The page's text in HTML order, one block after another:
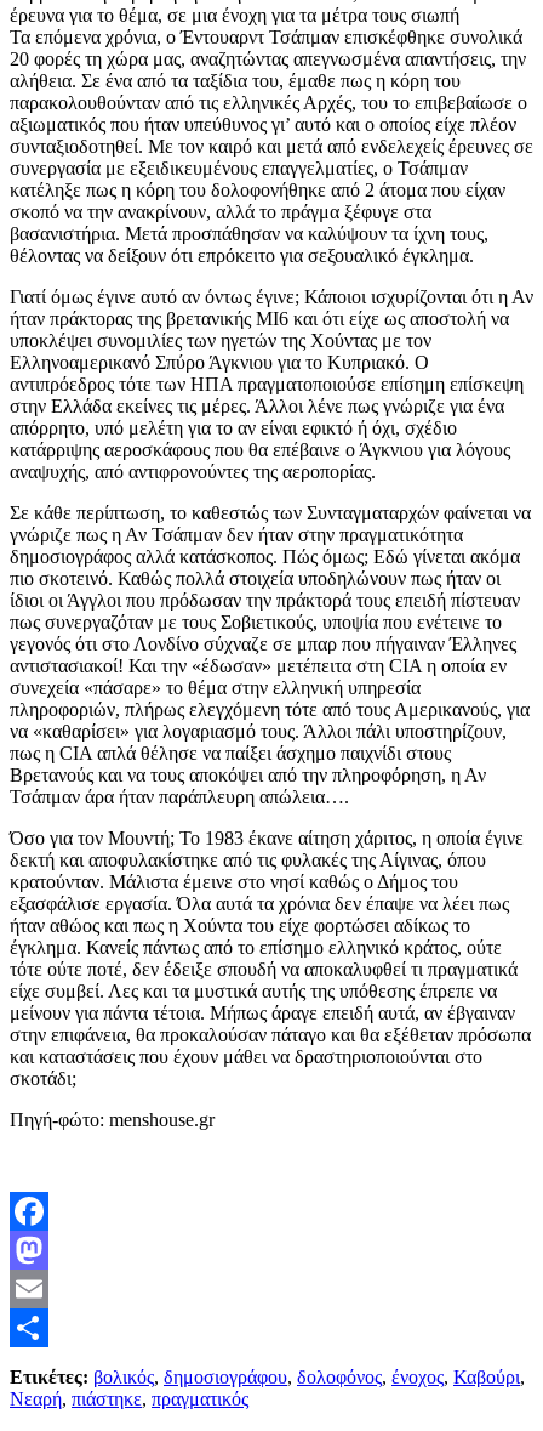
έρευνα για το θέμα, σε μια ένοχη για τα μέτρα τους σιωπή
Τα επόμενα χρόνια, ο Έντουαρντ Τσάπμαν επισκέφθηκε συνολικά
20 φορές τη χώρα μας, αναζητώντας απεγνωσμένα απαντήσεις, την
αλήθεια. Σε ένα από τα ταξίδια του, έμαθε πως η κόρη του
παρακολουθούνταν από τις ελληνικές Αρχές, του το επιβεβαίωσε ο
αξιωματικός που ήταν υπεύθυνος γι’ αυτό και ο οποίος είχε πλέον
συνταξιοδοτηθεί. Με τον καιρό και μετά από ενδελεχείς έρευνες σε
συνεργασία με εξειδικευμένους επαγγελματίες, ο Τσάπμαν
κατέληξε πως η κόρη του δολοφονήθηκε από 2 άτομα που είχαν
σκοπό να την ανακρίνουν, αλλά το πράγμα ξέφυγε στα
βασανιστήρια. Μετά προσπάθησαν να καλύψουν τα ίχνη τους,
θέλοντας να δείξουν ότι επρόκειτο για σεξουαλικό έγκλημα.
Γιατί όμως έγινε αυτό αν όντως έγινε; Κάποιοι ισχυρίζονται ότι η Αν
ήταν πράκτορας της βρετανικής ΜI6 και ότι είχε ως αποστολή να
υποκλέψει συνομιλίες των ηγετών της Χούντας με τον
Ελληνοαμερικανό Σπύρο Άγκνιου για το Κυπριακό. Ο
αντιπρόεδρος τότε των ΗΠΑ πραγματοποιούσε επίσημη επίσκεψη
στην Ελλάδα εκείνες τις μέρες. Άλλοι λένε πως γνώριζε για ένα
απόρρητο, υπό μελέτη για το αν είναι εφικτό ή όχι, σχέδιο
κατάρριψης αεροσκάφους που θα επέβαινε ο Άγκνιου για λόγους
αναψυχής, από αντιφρονούντες της αεροπορίας.
Σε κάθε περίπτωση, το καθεστώς των Συνταγματαρχών φαίνεται να
γνώριζε πως η Αν Τσάπμαν δεν ήταν στην πραγματικότητα
δημοσιογράφος αλλά κατάσκοπος. Πώς όμως; Εδώ γίνεται ακόμα
πιο σκοτεινό. Καθώς πολλά στοιχεία υποδηλώνουν πως ήταν οι
ίδιοι οι Άγγλοι που πρόδωσαν την πράκτορά τους επειδή πίστευαν
πως συνεργαζόταν με τους Σοβιετικούς, υποψία που ενέτεινε το
γεγονός ότι στο Λονδίνο σύχναζε σε μπαρ που πήγαιναν Έλληνες
αντιστασιακοί! Και την «έδωσαν» μετέπειτα στη CIA η οποία εν
συνεχεία «πάσαρε» το θέμα στην ελληνική υπηρεσία
πληροφοριών, πλήρως ελεγχόμενη τότε από τους Αμερικανούς, για
να «καθαρίσει» για λογαριασμό τους. Άλλοι πάλι υποστηρίζουν,
πως η CIA απλά θέλησε να παίξει άσχημο παιχνίδι στους
Βρετανούς και να τους αποκόψει από την πληροφόρηση, η Αν
Τσάπμαν άρα ήταν παράπλευρη απώλεια….
Όσο για τον Μουντή; Το 1983 έκανε αίτηση χάριτος, η οποία έγινε
δεκτή και αποφυλακίστηκε από τις φυλακές της Αίγινας, όπου
κρατούνταν. Μάλιστα έμεινε στο νησί καθώς ο Δήμος του
εξασφάλισε εργασία. Όλα αυτά τα χρόνια δεν έπαψε να λέει πως
ήταν αθώος και πως η Χούντα του είχε φορτώσει αδίκως το
έγκλημα. Κανείς πάντως από το επίσημο ελληνικό κράτος, ούτε
τότε ούτε ποτέ, δεν έδειξε σπουδή να αποκαλυφθεί τι πραγματικά
είχε συμβεί. Λες και τα μυστικά αυτής της υπόθεσης έπρεπε να
μείνουν για πάντα τέτοια. Μήπως άραγε επειδή αυτά, αν έβγαιναν
στην επιφάνεια, θα προκαλούσαν πάταγο και θα εξέθεταν πρόσωπα
και καταστάσεις που έχουν μάθει να δραστηριοποιούνται στο
σκοτάδι;
Πηγή-φώτο: menshouse.gr
Facebook
Mastodon
Email
Μοιραστείτε
Ετικέτες: βολικός, δημοσιογράφου, δολοφόνος, ένοχος, Καβούρι,
Νεαρή, πιάστηκε, πραγματικός